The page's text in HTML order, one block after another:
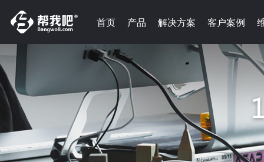
首页 产品 解决方案 客户案例
首页 产品 解决方案 客户案例